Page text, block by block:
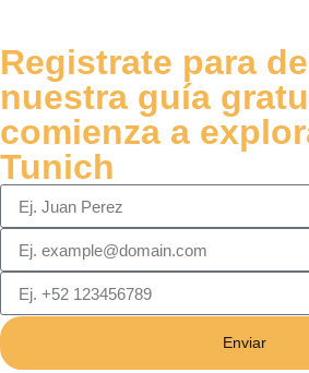
Registrate para
nuestra guía
comienza a
Tunich
Enviar